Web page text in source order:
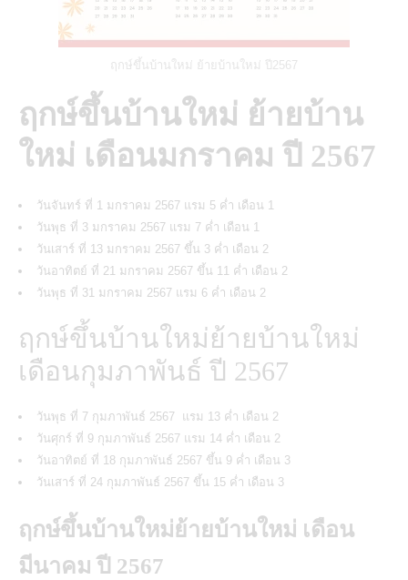
ฤกษ์ขึ้นบ้านใหม่ ย้ายบ้านใหม่ ปี2567
ฤกษ์ขึ้นบ้านใหม่ ย้ายบ้าน
ใหม่ เดือนมกราคม ปี 2567
วันจันทร์ ที่ 1 มกราคม 2567 แรม 5 ค่ำ เดือน 1
วันพุธ ที่ 3 มกราคม 2567 แรม 7 ค่ำ เดือน 1
วันเสาร์ ที่ 13 มกราคม 2567 ขึ้น 3 ค่ำ เดือน 2
วันอาทิตย์ ที่ 21 มกราคม 2567 ขึ้น 11 ค่ำ เดือน 2
วันพุธ ที่ 31 มกราคม 2567 แรม 6 ค่ำ เดือน 2
ฤกษ์ขึ้นบ้านใหม่ย้ายบ้านใหม่
เดือนกุมภาพันธ์ ปี 2567
วันพุธ ที่ 7 กุมภาพันธ์ 2567 แรม 13 ค่ำ เดือน 2
วันศุกร์ ที่ 9 กุมภาพันธ์ 2567 แรม 14 ค่ำ เดือน 2
วันอาทิตย์ ที่ 18 กุมภาพันธ์ 2567 ขึ้น 9 ค่ำ เดือน 3
วันเสาร์ ที่ 24 กุมภาพันธ์ 2567 ขึ้น 15 ค่ำ เดือน 3
ฤกษ์ขึ้นบ้านใหม่ย้ายบ้านใหม่ เดือน
มีนาคม ปี 2567